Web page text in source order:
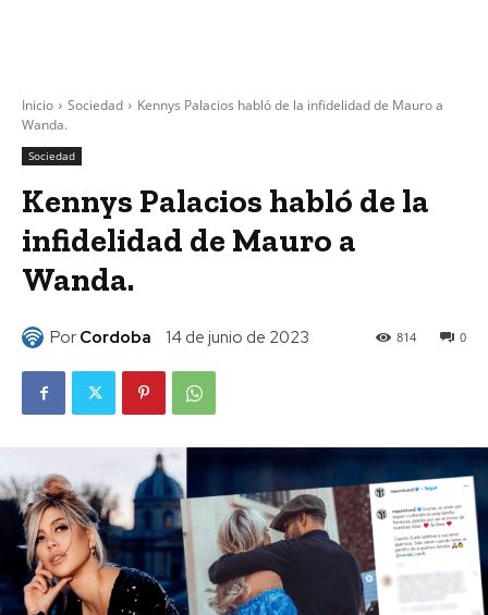
Inicio Sociedad
Kennys Palacios habló de la infidelidad de Mauro a
Wanda.
Sociedad
Kennys Palacios habló de la
infidelidad de Mauro a
Wanda.
Por Cordoba 14 de junio de 2023 0
814